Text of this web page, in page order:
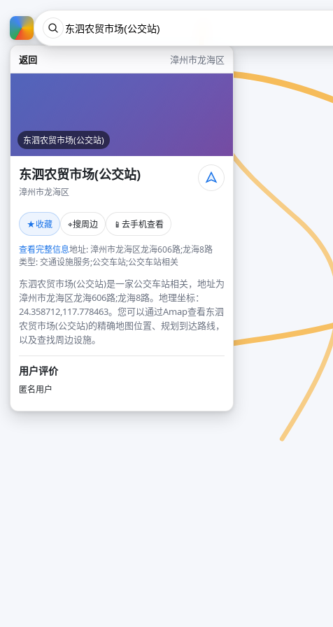
返回 漳州市龙海区
东泗农贸市场(公交站)
东泗农贸市场(公交站)
漳州市龙海区
★收藏 ⌖搜周边 📱 去手机查看
查看完整信息地址: 漳州市龙海区龙海606路;龙海8路
类型: 交通设施服务;公交车站;公交车站相关
东泗农贸市场(公交站)是一家公交车站相关，地址为
漳州市龙海区龙海606路;龙海8路。地理坐标：
24.358712,117.778463。您可以通过Amap查看东泗
农贸市场(公交站)的精确地图位置、规划到达路线，
以及查找周边设施。
用户评价
匿名用户